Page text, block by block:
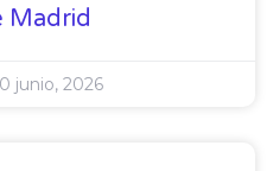
Madrid
junio, 2026